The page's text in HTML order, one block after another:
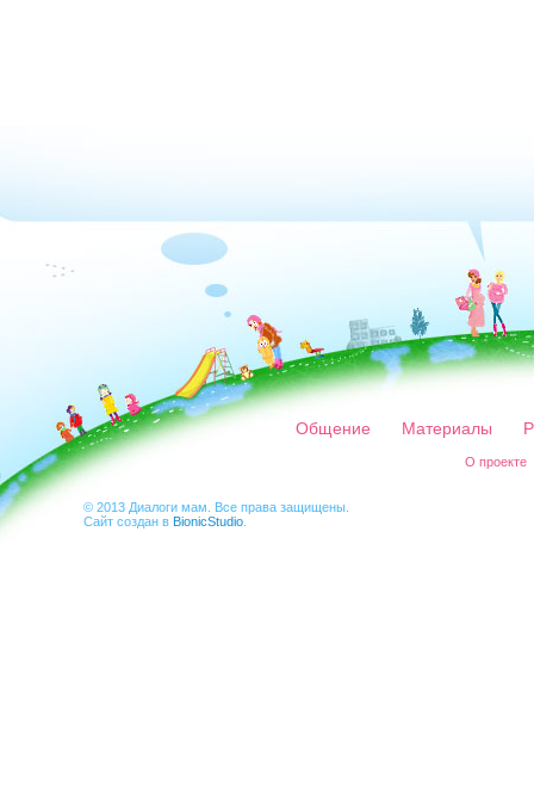
Общение Материалы
О проекте
© 2013 Диалоги мам. Все права защищены.
Сайт создан в BionicStudio